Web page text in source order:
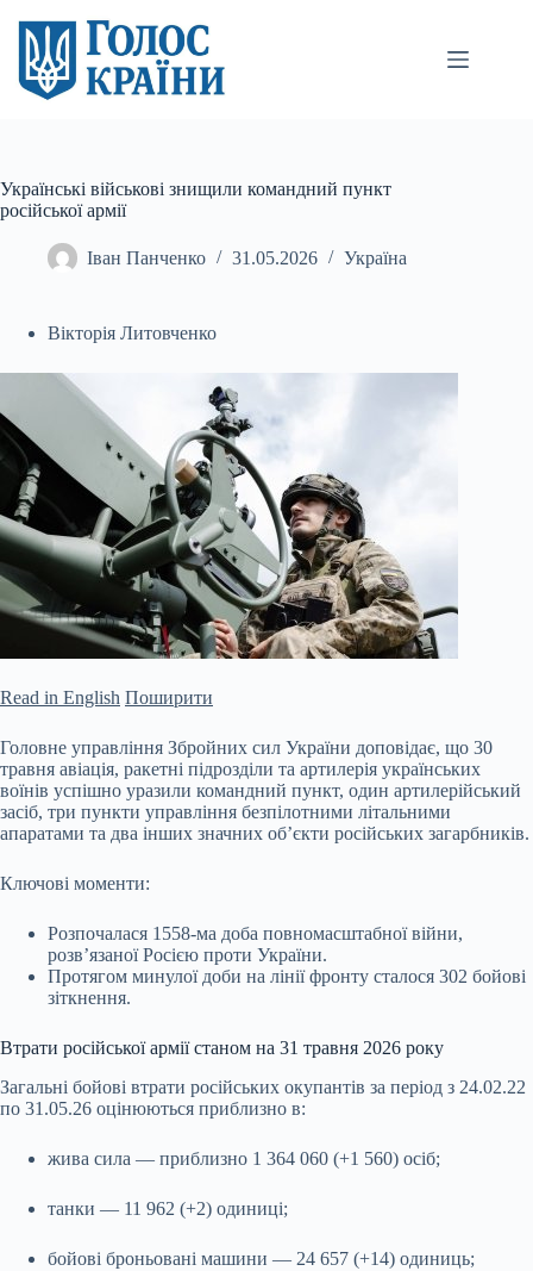
вмісту
Українські військові знищили командний пункт
російської армії
Іван Панченко 31.05.2026 Україна
Вікторія Литовченко
Read in English Поширити
Головне управління Збройних сил України доповідає, що 30
травня авіація, ракетні підрозділи та артилерія українських
воїнів успішно уразили командний пункт, один артилерійський
засіб, три пункти управління безпілотними літальними
апаратами та два інших значних об’єкти російських загарбників.
Ключові моменти:
Розпочалася 1558-ма доба повномасштабної війни,
розв’язаної Росією проти України.
Протягом минулої доби на лінії фронту сталося 302 бойові
зіткнення.
Втрати російської армії станом на 31 травня 2026 року
Загальні бойові втрати російських окупантів за період з 24.02.22
по 31.05.26 оцінюються приблизно в:
жива сила — приблизно 1 364 060 (+1 560) осіб;
танки — 11 962 (+2) одиниці;
бойові броньовані машини — 24 657 (+14) одиниць;